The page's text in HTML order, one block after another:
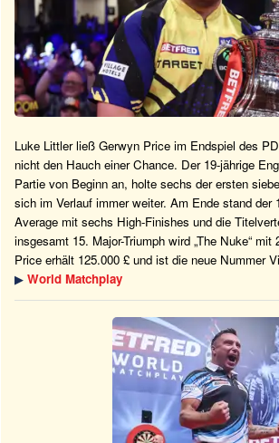
Luke Littler ließ Gerwyn Price im Endspiel des
nicht den Hauch einer Chance. Der 19-jährige
Partie von Beginn an, holte sechs der ersten
sich im Verlauf immer weiter. Am Ende stand der
Average mit sechs High-Finishes und die
insgesamt 15. Major-Triumph wird „The Nuke“ mit
Price erhält 125.000 £ und ist die neue Nummer
▶ World Matchplay